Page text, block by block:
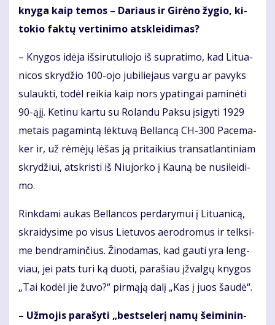
kny­ga kaip te­mos – Da­riaus ir Gi­rė­no žy­gio, ki­
to­kio fak­tų ver­ti­ni­mo at­sklei­di­mas?
– Kny­gos idė­ja iš­si­ru­tu­lio­jo iš su­pra­ti­mo, kad Li­tu­a­
ni­cos skry­džio 100-ojo ju­bi­lie­jaus var­gu ar pa­vyks
su­lauk­ti, to­dėl rei­kia kaip nors ypa­tin­gai pa­mi­nė­ti
90-ąjį. Ke­ti­nu kar­tu su Ro­lan­du Pa­ksu įsi­gy­ti 1929
me­tais pa­ga­min­tą lėk­tu­vą Bel­lan­cą CH-300 Pa­ce­ma­
ker ir, už rė­mė­jų lė­šas ją pri­tai­kius trans­at­lan­ti­niam
skry­džiui, at­skris­ti iš Niu­jor­ko į Kau­ną be nu­si­lei­di­
mo.
Rink­da­mi au­kas Bel­lan­cos per­da­ry­mui į Li­tu­a­ni­cą,
skrai­dy­si­me po vi­sus Lie­tu­vos ae­ro­dro­mus ir telk­si­
me ben­dra­min­čius. Ži­no­da­mas, kad gau­ti yra leng­
viau, jei pats tu­ri ką duo­ti, pa­ra­šiau įžval­gų kny­gos
„Tai ko­dėl jie žu­vo?“ pir­mą­ją da­lį „Kas į juos šau­dė“.
– Už­mo­jis pa­ra­šy­ti „best­se­lerį na­mų šei­mi­nin­